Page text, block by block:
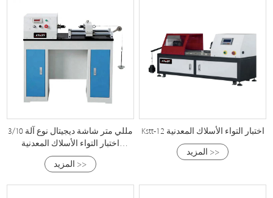
3/10 مللي متر شاشة ديجيتال نوع آلة
اختبار التواء الأسلاك المعدنية
الكهربائية
المزيد >>
Kstt-12 اختبار التواء الأسلاك المعدنية
المزيد >>